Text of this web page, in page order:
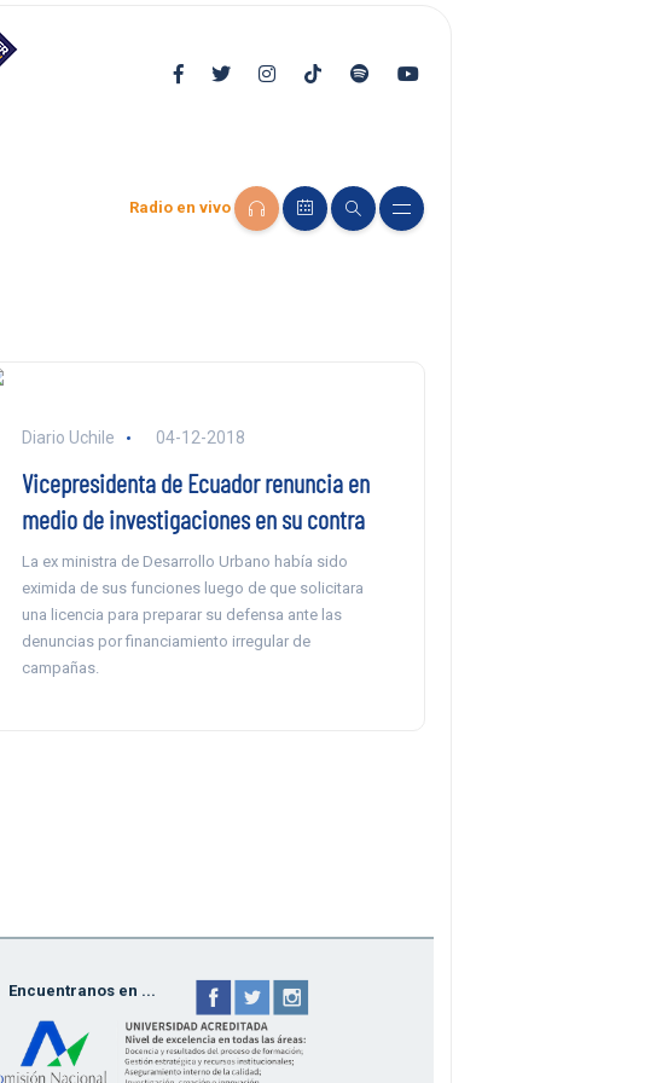
Radio en vivo
Diario Uchile 04-12-2018
Vicepresidenta de Ecuador renuncia en
medio de investigaciones en su contra
La ex ministra de Desarrollo Urbano había sido
eximida de sus funciones luego de que solicitara
una licencia para preparar su defensa ante las
denuncias por financiamiento irregular de
campañas.
Encuentranos en ...